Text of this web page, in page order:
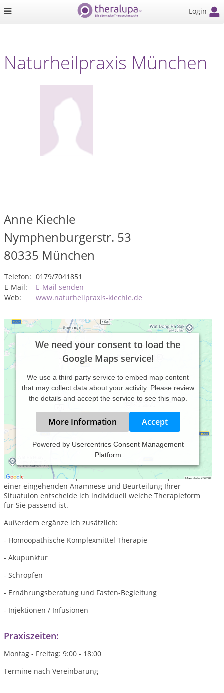
Login
Naturheilpraxis München
Anne Kiechle
Nymphenburgerstr. 53
80335 München
Telefon: 0179/7041851
E-Mail:
E-Mail senden
Web:
www.naturheilpraxis-kiechle.de
We need your consent to load the
Google Maps service!
We use a third party service to embed map content
that may collect data about your activity. Please review
the details and accept the service to see this map.
More Information Accept
Powered by Usercentrics Consent Management
Platform
Naturheilpraxis mit den Schwerpunkten Craniosacrale
Osteopathie, Faszien-Therapie nach Bowen,
Fussreflexzonentherapie und Dorn-Breuss-Therapie. Nach
einer eingehenden Anamnese und Beurteilung Ihrer
Situatuion entscheide ich individuell welche Therapieform
für Sie passend ist.
Außerdem ergänze ich zusätzlich:
- Homöopathische Komplexmittel Therapie
- Akupunktur
- Schröpfen
- Ernährungsberatung und Fasten-Begleitung
- Injektionen / Infusionen
Praxiszeiten:
Montag - Freitag: 9:00 - 18:00
Termine nach Vereinbarung